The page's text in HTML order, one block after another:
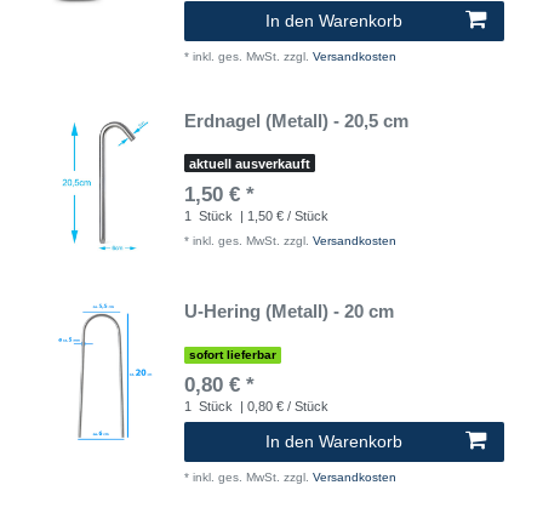
In den Warenkorb
* inkl. ges. MwSt. zzgl. Versandkosten
Erdnagel (Metall) - 20,5 cm
aktuell ausverkauft
1,50 € *
1 Stück | 1,50 € / Stück
* inkl. ges. MwSt. zzgl. Versandkosten
U-Hering (Metall) - 20 cm
sofort lieferbar
0,80 € *
1 Stück | 0,80 € / Stück
In den Warenkorb
* inkl. ges. MwSt. zzgl. Versandkosten